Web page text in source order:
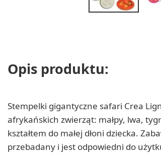
Opis produktu:
Stempelki gigantyczne safari Crea
afrykańskich zwierząt: małpy, lwa,
kształtem do małej dłoni dziecka.
przebadany i jest odpowiedni do